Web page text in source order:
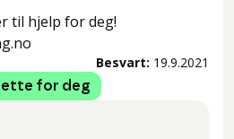
til hjelp for deg!
Besvart: 19.9.2021
for deg